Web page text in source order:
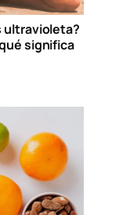
ultravioleta?
significa